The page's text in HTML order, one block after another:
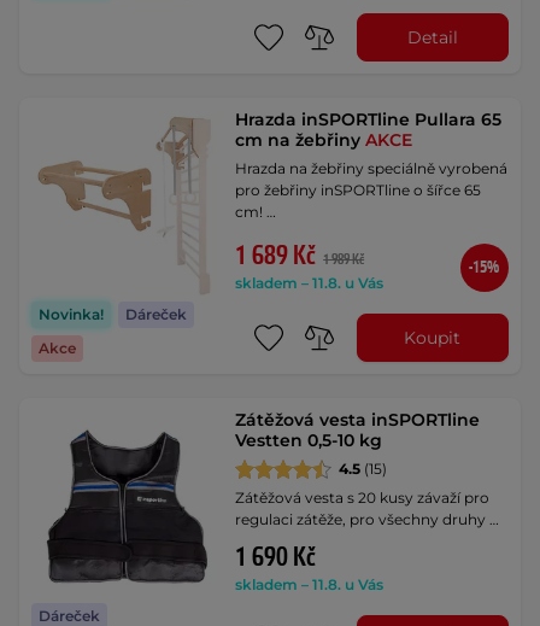
Detail
Novinka!
Dáreček
Akce
Hrazda inSPORTline Pullara 65
cm na žebřinyAKCE
Hrazda na žebřiny speciálně vyrobená
pro žebřiny inSPORTline o šířce 65
cm! …
1 689 Kč 1 989 Kč
skladem – 11.8. u Vás
-15%
Koupit
Dáreček
Zátěžová vesta inSPORTline
Vestten 0,5-10 kg
4.5 (15)
Zátěžová vesta s 20 kusy závaží pro
regulaci zátěže, pro všechny druhy …
1 690 Kč
skladem – 11.8. u Vás